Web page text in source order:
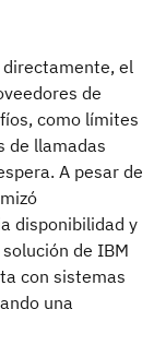
directamente, el
de
como límites
de llamadas
A pesar de
disponibilidad y
de IBM
con sistemas
una